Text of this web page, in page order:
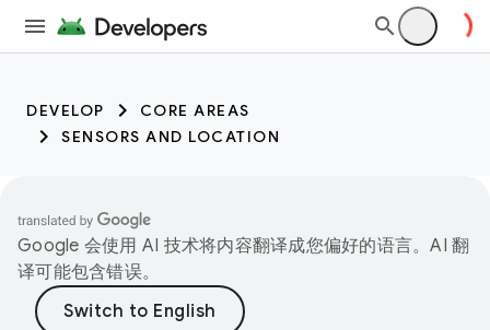
DEVELOP
CORE AREAS
SENSORS AND LOCATION
Google 会使用 AI 技术将内容翻译成您偏好的语言。AI 翻
译可能包含错误。